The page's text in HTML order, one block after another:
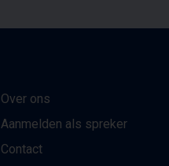
Over ons
Aanmelden als spreker
Contact